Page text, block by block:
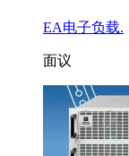
EA电子负载.
面议